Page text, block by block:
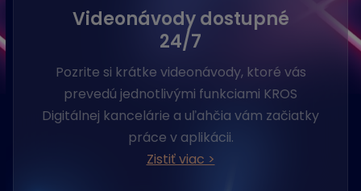
Videonávody dostupné
24/7
Pozrite si krátke videonávody, ktoré vás
prevedú jednotlivými funkciami KROS
Digitálnej kancelárie a uľahčia vám začiatky
práce v aplikácii.
Zistiť viac >